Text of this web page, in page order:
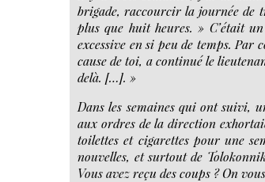
brigade, raccourcir la journée de
plus que huit heures. » C’était
excessive en si peu de temps.
cause de toi, a continué le
delà. […]. »
Dans les semaines qui ont suivi,
aux ordres de la direction
toilettes et cigarettes pour une
nouvelles, et surtout de
Vous avez reçu des coups ? On